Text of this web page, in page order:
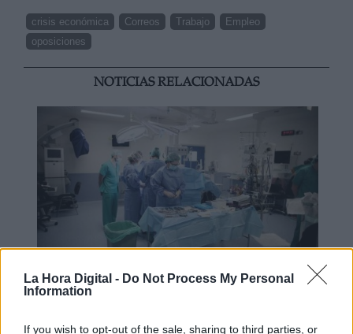
La Hora Digital - Do Not Process My Personal
Information
If you wish to opt-out of the sale, sharing to third parties, or
crisis económica Correos Trabajo
Empleo
oposiciones
NOTICIAS RELACIONADAS
El Gobierno hará fijos a más de
67.000 sanitarios